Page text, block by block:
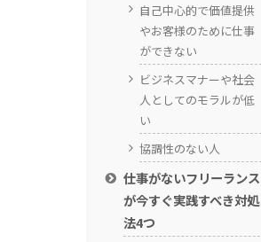
自己中心的で価値提供
やお客様のために仕事
ができない
ビジネスマナーや社会
人としてのモラルが低
い
協調性のない人
仕事がないフリーランス
が今すぐ実践すべき対処
法4つ